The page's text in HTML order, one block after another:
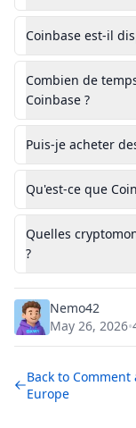
Coinbase est-il
Combien de
Coinbase ?
Puis-je acheter
Qu'est-ce que
Quelles
?
Nemo42
May 26, 2026•
Back toComment
Europe